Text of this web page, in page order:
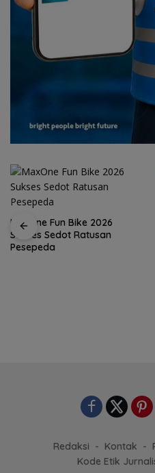
MaxOne Fun Bike 2026
Sukses Sedot Ratusan
Pesepeda
Redaksi Kontak
Kode Etik